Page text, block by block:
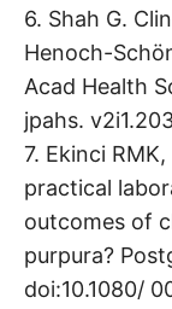
6. Shah G.
Henoch-
Acad Health
jpahs.
7. Ekinci
practical
outcomes of
purpura?
doi:10.1080/